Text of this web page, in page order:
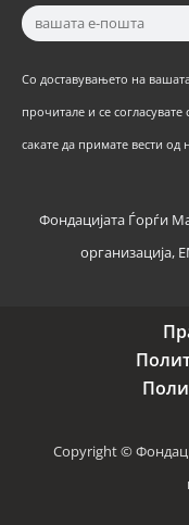
Со доставувањето на
прочитале и се
сакате да примате вести од
Фондацијата Ѓорѓи
организација,
Copyright ©